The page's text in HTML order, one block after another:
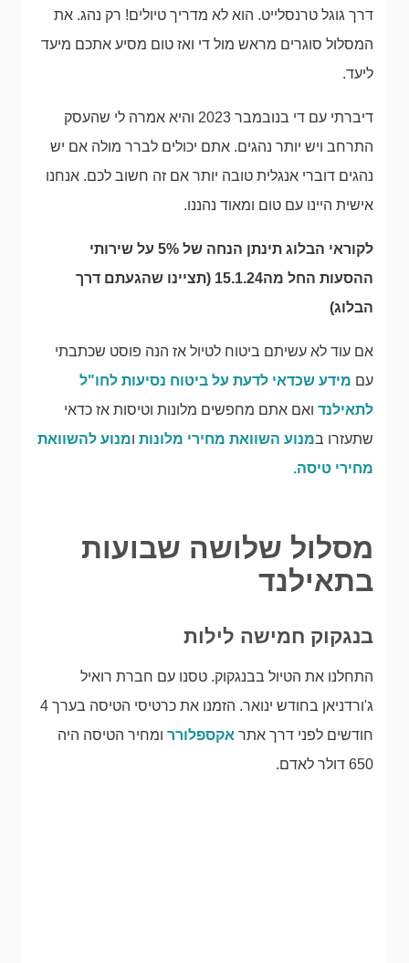
דרך גוגל טרנסלייט. הוא לא מדריך טיולים! רק נהג. את
המסלול סוגרים מראש מול די ואז טום מסיע אתכם מיעד
ליעד.
דיברתי עם די בנובמבר 2023 והיא אמרה לי שהעסק
התרחב ויש יותר נהגים. אתם יכולים לברר מולה אם יש
נהגים דוברי אנגלית טובה יותר אם זה חשוב לכם. אנחנו
אישית היינו עם טום ומאוד נהננו.
לקוראי הבלוג תינתן הנחה של 5% על שירותי
ההסעות החל מה15.1.24 (תציינו שהגעתם דרך
הבלוג)
אם עוד לא עשיתם ביטוח לטיול אז הנה פוסט שכתבתי
עם מידע שכדאי לדעת על ביטוח נסיעות לחו"ל
לתאילנד ואם אתם מחפשים מלונות וטיסות אז כדאי
שתעזרו במנוע השוואת מחירי מלונות ומנוע להשוואת
מחירי טיסה.
מסלול שלושה שבועות
בתאילנד
בנגקוק חמישה לילות
התחלנו את הטיול בבנגקוק. טסנו עם חברת רואיל
ג'ורדניאן בחודש ינואר. הזמנו את כרטיסי הטיסה בערך 4
חודשים לפני דרך אתר אקספלורר ומחיר הטיסה היה
650 דולר לאדם.